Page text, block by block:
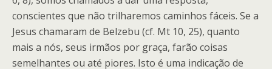
conscientes que não trilharemos caminhos fáceis. Se a
Jesus chamaram de Belzebu (cf. Mt 10, 25), quanto
mais a nós, seus irmãos por graça, farão coisas
semelhantes ou até piores. Isto é uma indicação de